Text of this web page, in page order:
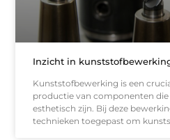
Inzicht in
Kunststofbewerking is een
productie van componenten
esthetisch zijn. Bij deze
technieken toegepast om